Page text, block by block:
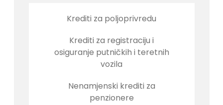
Krediti za poljoprivredu
Krediti za registraciju i
osiguranje putničkih i teretnih
vozila
Nenamjenski krediti za
penzionere